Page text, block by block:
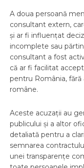
A doua persoană
consultant extern,
și ar fi influențat
incomplete sau
consultant a fost
că ar fi facilitat
pentru România,
române.
Aceste acuzații au
publicului și a altor
detaliată pentru a
semnarea
unei transparențe